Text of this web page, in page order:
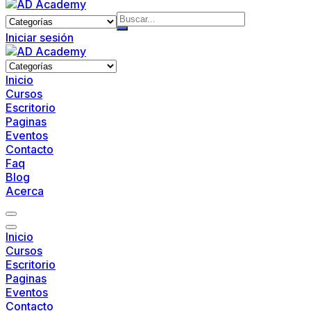
Skip
to
content
Iniciar sesión
Inicio
Cursos
Escritorio
Paginas
Eventos
Contacto
Faq
Blog
Acerca
Inicio
Cursos
Escritorio
Paginas
Eventos
Contacto